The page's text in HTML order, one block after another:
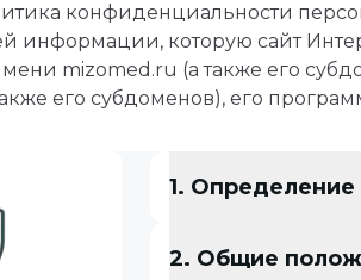
конфиденциальности
информации, которую сайт
mizomed.ru (а также его
его субдоменов), его
1. Определение
2. Общие